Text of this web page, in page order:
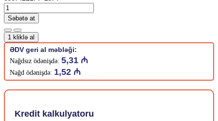
Səbətə at
1 kliklə al
ƏDV geri al məbləği:
Nağdsız ödənişdə: 5,31 ₼
Nağd ödənişdə: 1,52 ₼
Kredit kalkulyatoru